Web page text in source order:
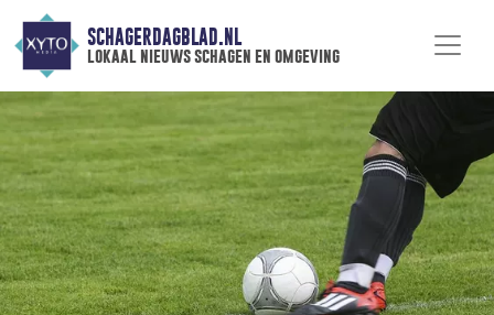
SCHAGERDAGBLAD.NL
lokaal nieuws schagen en omgeving